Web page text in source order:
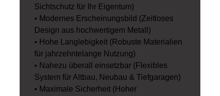
Sichtschutz für Ihr Eigentum)
• Modernes Erscheinungsbild (Zeitloses
Design aus hochwertigem Metall)
• Hohe Langlebigkeit (Robuste Materialien
für jahrzehntelange Nutzung)
• Nahezu überall einsetzbar (Flexibles
System für Altbau, Neubau & Tiefgaragen)
• Maximale Sicherheit (Hoher